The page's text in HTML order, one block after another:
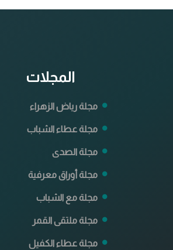
المجلات
مجلة رياض الزهراء
مجلة عطاء الشباب
مجلة الصدى
مجلة أوراق معرفية
مجلة مع الشباب
مجلة ملتقى القمر
مجلة عطاء الكفيل